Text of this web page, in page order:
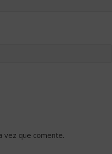
vez que comente.